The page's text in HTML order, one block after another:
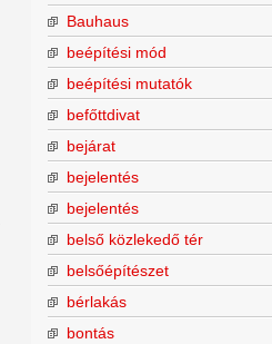
Bauhaus
beépítési mód
beépítési mutatók
befőttdivat
bejárat
bejelentés
bejelentés
belső közlekedő tér
belsőépítészet
bérlakás
bontás